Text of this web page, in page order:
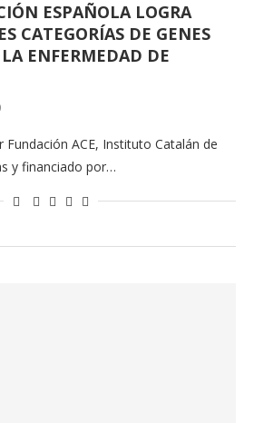
ESPAÑOLA LOGRA
CATEGORÍAS DE GENES
ENFERMEDAD DE
ACE, Instituto Catalán de
y financiado por…